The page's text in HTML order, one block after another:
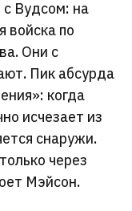
с Вудсом: на
войска по
Они с
Пик абсурда
когда
исчезает из
снаружи.
через
Мэйсон.